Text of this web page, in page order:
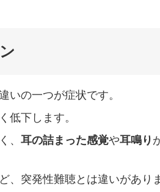
いの一つが症状です。
低下します。
、 耳の詰まった感覚や耳鳴り
、突発性難聴とは違いがあり